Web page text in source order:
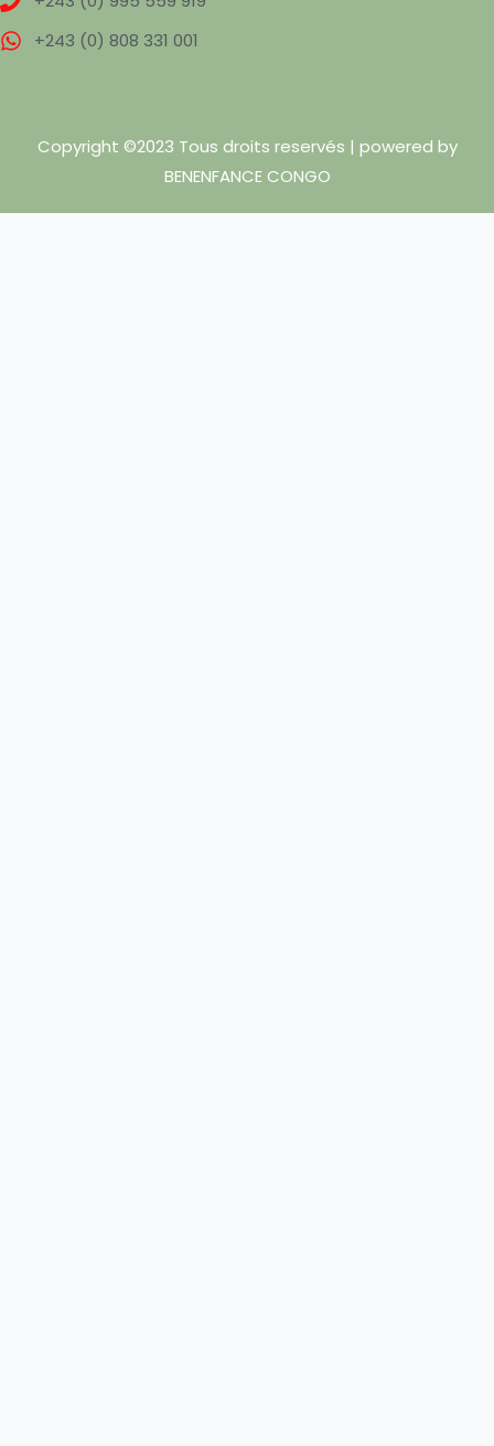
+243 (0) 808 331 001
Copyright ©2023 Tous droits reservés | powered by
BENENFANCE CONGO